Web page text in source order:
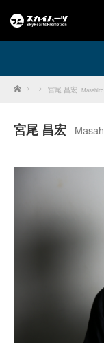
Home 宮尾 昌宏
宮尾 昌宏